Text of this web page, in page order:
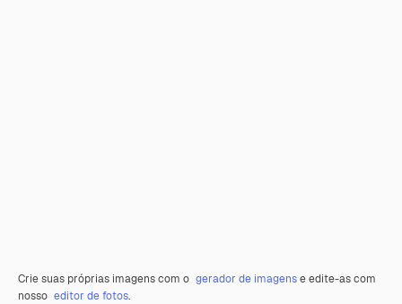
Crie suas próprias imagens com o gerador de imagense edite-as com
nosso editor de fotos.